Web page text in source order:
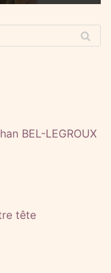
BEL-LEGROUX
tête